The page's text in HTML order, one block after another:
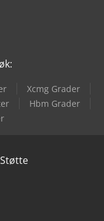
Xcmg Grader
Hbm Grader